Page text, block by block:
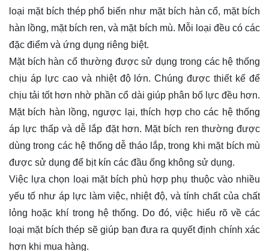
loại mặt bích thép phổ biến như mặt bích hàn cổ, mặt bích
hàn lồng, mặt bích ren, và mặt bích mù. Mỗi loại đều có các
đặc điểm và ứng dụng riêng biệt.
Mặt bích hàn cổ thường được sử dụng trong các hệ thống
chịu áp lực cao và nhiệt độ lớn. Chúng được thiết kế để
chịu tải tốt hơn nhờ phần cổ dài giúp phân bố lực đều hơn.
Mặt bích hàn lồng, ngược lại, thích hợp cho các hệ thống
áp lực thấp và dễ lắp đặt hơn. Mặt bích ren thường được
dùng trong các hệ thống dễ tháo lắp, trong khi mặt bích mù
được sử dụng để bịt kín các đầu ống không sử dụng.
Việc lựa chọn loại mặt bích phù hợp phụ thuộc vào nhiều
yếu tố như áp lực làm việc, nhiệt độ, và tính chất của chất
lỏng hoặc khí trong hệ thống. Do đó, việc hiểu rõ về các
loại mặt bích thép sẽ giúp bạn đưa ra quyết định chính xác
hơn khi mua hàng.